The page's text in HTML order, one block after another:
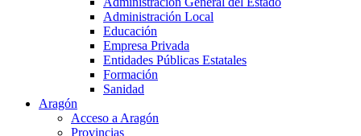
Administración Local
Educación
Empresa Privada
Entidades Públicas Estatales
Formación
Sanidad
Aragón
Acceso a Aragón
Provincias